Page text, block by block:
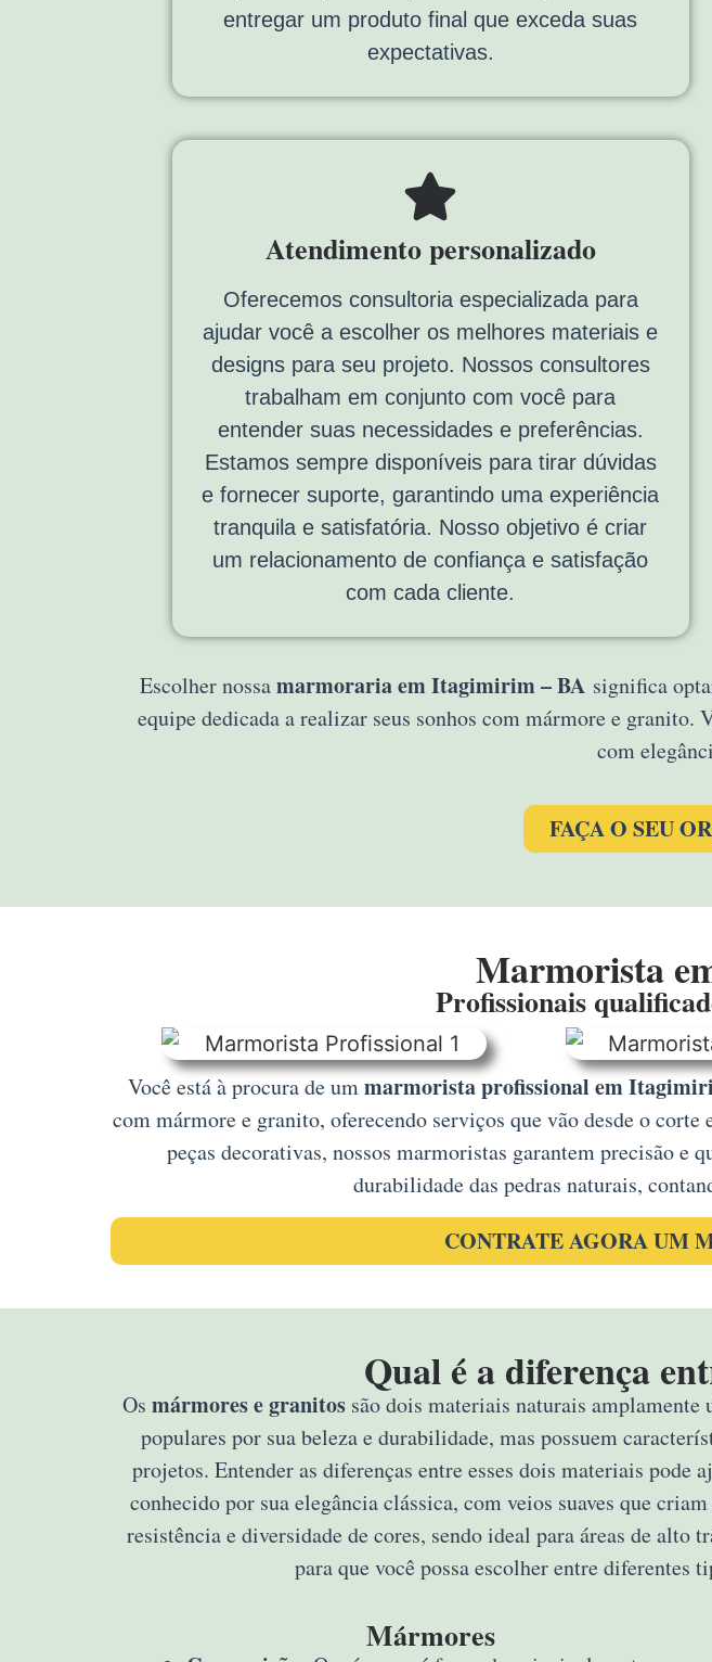
entregar um produto final que exceda suas
expectativas.
Atendimento personalizado
Oferecemos consultoria especializada para
ajudar você a escolher os melhores materiais e
designs para seu projeto. Nossos consultores
trabalham em conjunto com você para
entender suas necessidades e preferências.
Estamos sempre disponíveis para tirar dúvidas
e fornecer suporte, garantindo uma experiência
tranquila e satisfatória. Nosso objetivo é criar
um relacionamento de confiança e satisfação
com cada cliente.
Escolher nossamarmoraria em Itagimirim – BAsignifica
equipe dedicada a realizar seus sonhos com mármore e granito.
com
FAÇA O SEU
Marmorista
Profissionais
Você está à procura de ummarmorista profissional em
com mármore e granito, oferecendo serviços que vão desde o
peças decorativas, nossos marmoristas garantem precisão e
durabilidade das pedras naturais,
CONTRATE AGORA UM
Qual é a diferença
Os mármores e granitossão dois materiais naturais amplamente
populares por sua beleza e durabilidade, mas possuem
projetos. Entender as diferenças entre esses dois materiais pode
conhecido por sua elegância clássica, com veios suaves que
resistência e diversidade de cores, sendo ideal para áreas de alto
para que você possa escolher entre diferentes
Mármores